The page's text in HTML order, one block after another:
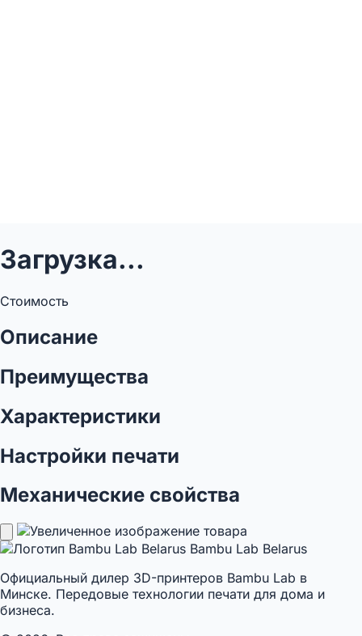
Загрузка...
Стоимость
Описание
Преимущества
Характеристики
Настройки печати
Механические свойства
Bambu Lab Belarus
Официальный дилер 3D-принтеров Bambu Lab в
Минске. Передовые технологии печати для дома и
бизнеса.